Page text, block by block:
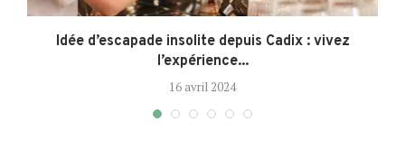
Idée d’escapade insolite depuis Cadix : vivez
l’expérience...
16 avril 2024